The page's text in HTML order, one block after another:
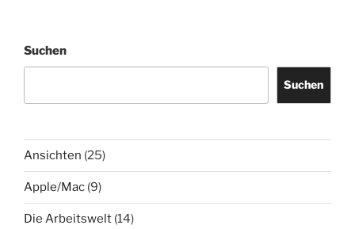
Suchen
Suchen
Ansichten (25)
Apple/Mac (9)
Die Arbeitswelt (14)